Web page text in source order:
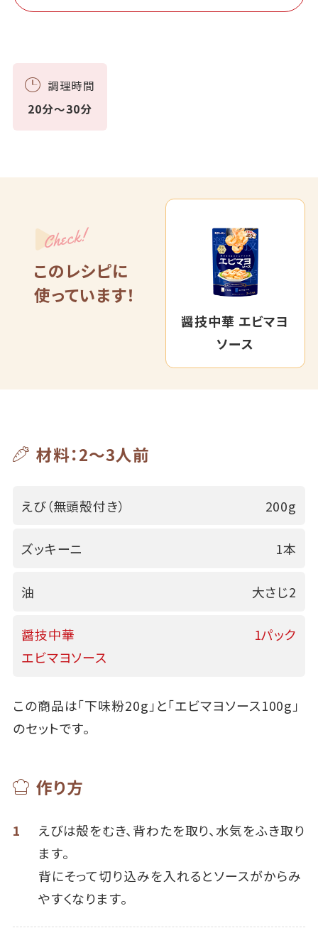
調理時間
20分～30分
Check!
このレシピに
使っています！
醤技中華 エビマヨ
ソース
材料：2～3人前
えび（無頭殻付き） 200g
ズッキーニ 1本
油 大さじ2
醤技中華
エビマヨソース
1パック
この商品は「下味粉20g」と「エビマヨソース100g」
のセットです。
作り方
1
えびは殻をむき、背わたを取り、水気をふき取り
ます。
背にそって切り込みを入れるとソースがからみ
やすくなります。